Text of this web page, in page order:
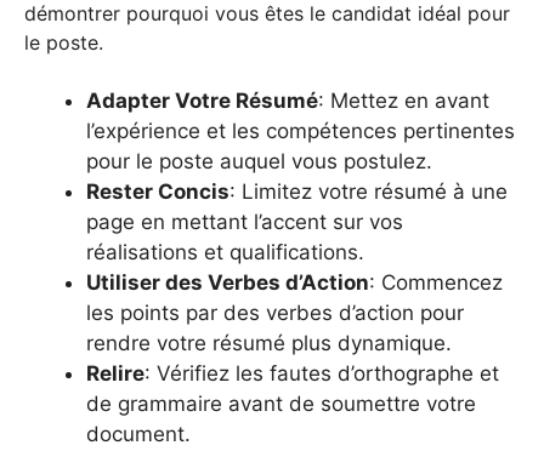
démontrer pourquoi vous êtes le candidat idéal pour
le poste.
Adapter Votre Résumé: Mettez en avant
l’expérience et les compétences pertinentes
pour le poste auquel vous postulez.
Rester Concis: Limitez votre résumé à une
page en mettant l’accent sur vos
réalisations et qualifications.
Utiliser des Verbes d’Action: Commencez
les points par des verbes d’action pour
rendre votre résumé plus dynamique.
Relire: Vérifiez les fautes d’orthographe et
de grammaire avant de soumettre votre
document.